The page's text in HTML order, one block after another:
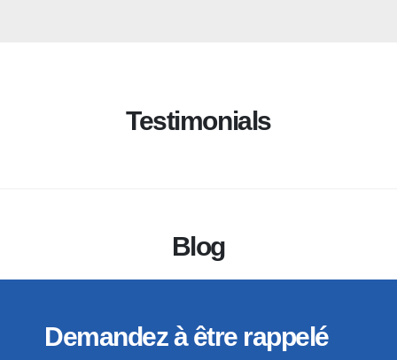
Testimonials
Blog
Demandez à être rappelé